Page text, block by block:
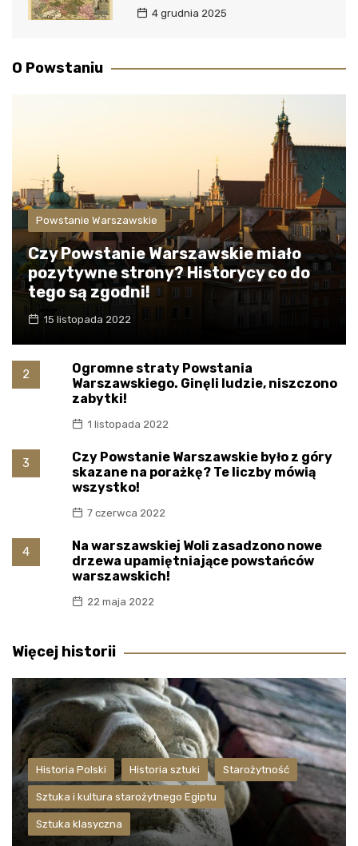
4 grudnia 2025
O Powstaniu
Powstanie Warszawskie
Czy Powstanie Warszawskie miało
pozytywne strony? Historycy co do
tego są zgodni!
15 listopada 2022
2
Ogromne straty Powstania
Warszawskiego. Ginęli ludzie, niszczono
zabytki!
1 listopada 2022
3
Czy Powstanie Warszawskie było z góry
skazane na porażkę? Te liczby mówią
wszystko!
7 czerwca 2022
4
Na warszawskiej Woli zasadzono nowe
drzewa upamiętniające powstańców
warszawskich!
22 maja 2022
Więcej historii
Historia Polski Historia sztuki Starożytność
Sztuka i kultura starożytnego Egiptu
Sztuka klasyczna